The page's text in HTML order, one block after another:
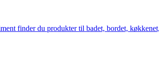
finder du produkter til badet, bordet,